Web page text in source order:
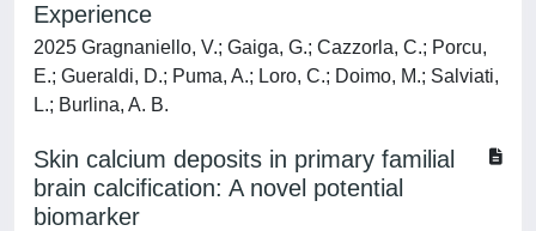
Experience
2025 Gragnaniello, V.; Gaiga, G.; Cazzorla, C.; Porcu,
E.; Gueraldi, D.; Puma, A.; Loro, C.; Doimo, M.; Salviati,
L.; Burlina, A. B.
Skin calcium deposits in primary familial
brain calcification: A novel potential
biomarker